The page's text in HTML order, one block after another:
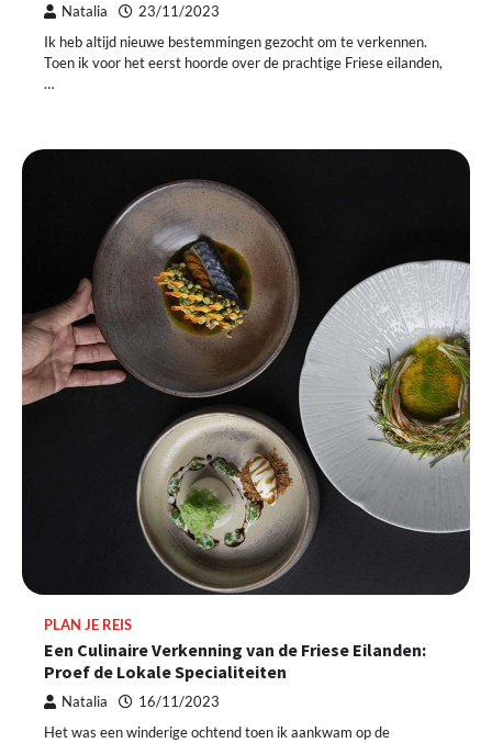
Natalia 23/11/2023
Ik heb altijd nieuwe bestemmingen gezocht om te verkennen.
Toen ik voor het eerst hoorde over de prachtige Friese eilanden,
…
PLAN JE REIS
Een Culinaire Verkenning van de Friese Eilanden:
Proef de Lokale Specialiteiten
Natalia 16/11/2023
Het was een winderige ochtend toen ik aankwam op de